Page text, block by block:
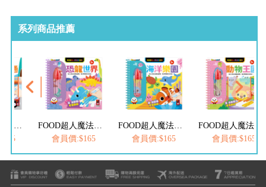
系列商品推薦
FOOD超人魔法水畫筆-城市交通
FOOD超人魔法水畫筆-恐龍世界
會員價:$165
FOOD超人魔法水畫筆-海洋樂園
會員價:$165
會員價:$165